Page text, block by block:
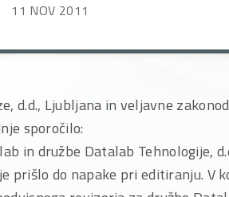
11 NOV 2011
d.d., Ljubljana in veljavne
sporočilo:
in družbe Datalab Tehnologije,
prišlo do napake pri editiranju. V